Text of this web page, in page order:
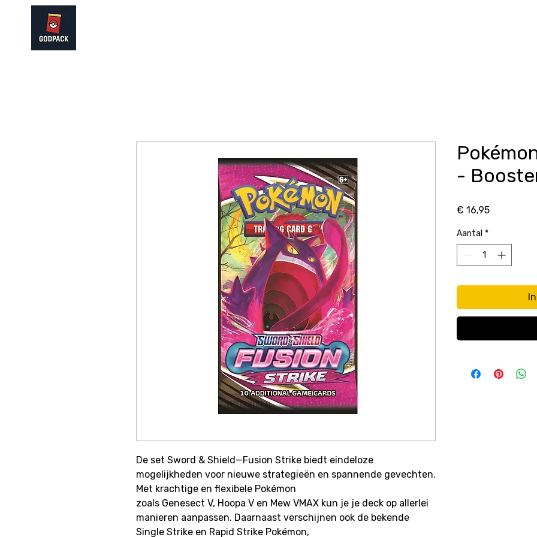
De set Sword & Shield—Fusion Strike biedt eindeloze
mogelijkheden voor nieuwe strategieën en spannende gevechten.
Met krachtige en flexibele Pokémon
zoals Genesect V, Hoopa V en Mew VMAX kun je je deck op allerlei
manieren aanpassen. Daarnaast verschijnen ook de bekende
Single Strike en Rapid Strike Pokémon,
-
€ 16,95Prijs
Aantal *